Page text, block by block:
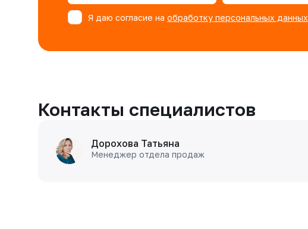
Я даю согласие на обработку персональных данных
Контакты специалистов
Дорохова Татьяна
Менеджер отдела продаж